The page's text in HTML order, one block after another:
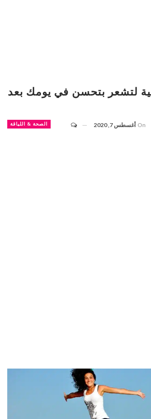
لتشعر بتحسن في يومك بعد
الصحة & اللياقة On أغسطس 7, 2020